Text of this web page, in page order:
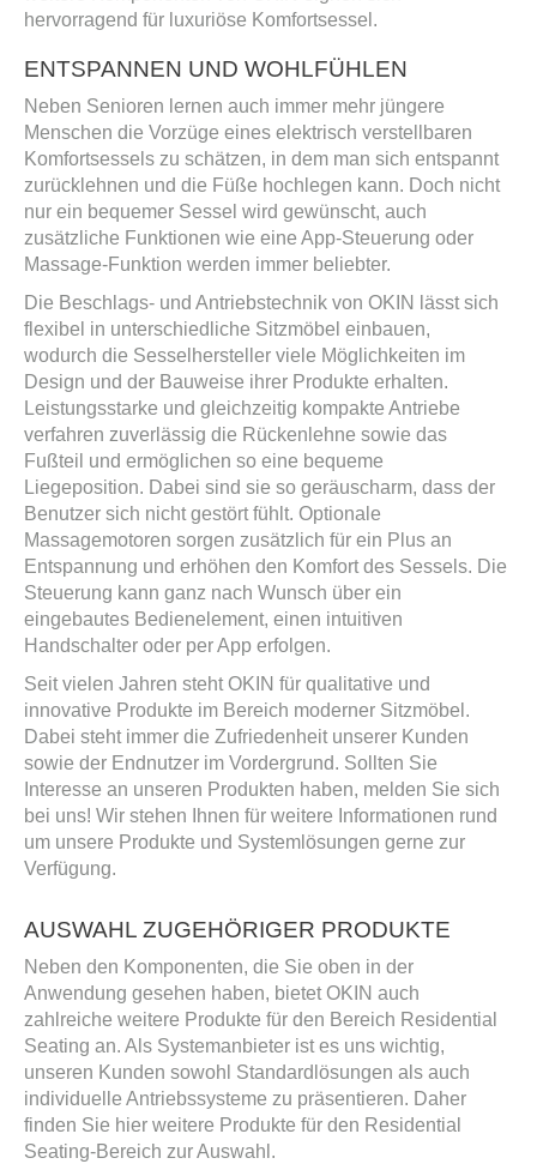
hervorragend für luxuriöse Komfortsessel.
ENTSPANNEN UND WOHLFÜHLEN
Neben Senioren lernen auch immer mehr jüngere
Menschen die Vorzüge eines elektrisch verstellbaren
Komfortsessels zu schätzen, in dem man sich entspannt
zurücklehnen und die Füße hochlegen kann. Doch nicht
nur ein bequemer Sessel wird gewünscht, auch
zusätzliche Funktionen wie eine App-Steuerung oder
Massage-Funktion werden immer beliebter.
Die Beschlags- und Antriebstechnik von OKIN lässt sich
flexibel in unterschiedliche Sitzmöbel einbauen,
wodurch die Sesselhersteller viele Möglichkeiten im
Design und der Bauweise ihrer Produkte erhalten.
Leistungsstarke und gleichzeitig kompakte Antriebe
verfahren zuverlässig die Rückenlehne sowie das
Fußteil und ermöglichen so eine bequeme
Liegeposition. Dabei sind sie so geräuscharm, dass der
Benutzer sich nicht gestört fühlt. Optionale
Massagemotoren sorgen zusätzlich für ein Plus an
Entspannung und erhöhen den Komfort des Sessels. Die
Steuerung kann ganz nach Wunsch über ein
eingebautes Bedienelement, einen intuitiven
Handschalter oder per App erfolgen.
Seit vielen Jahren steht OKIN für qualitative und
innovative Produkte im Bereich moderner Sitzmöbel.
Dabei steht immer die Zufriedenheit unserer Kunden
sowie der Endnutzer im Vordergrund. Sollten Sie
Interesse an unseren Produkten haben, melden Sie sich
bei uns! Wir stehen Ihnen für weitere Informationen rund
um unsere Produkte und Systemlösungen gerne zur
Verfügung.
AUSWAHL ZUGEHÖRIGER PRODUKTE
Neben den Komponenten, die Sie oben in der
Anwendung gesehen haben, bietet OKIN auch
zahlreiche weitere Produkte für den Bereich Residential
Seating an. Als Systemanbieter ist es uns wichtig,
unseren Kunden sowohl Standardlösungen als auch
individuelle Antriebssysteme zu präsentieren. Daher
finden Sie hier weitere Produkte für den Residential
Seating-Bereich zur Auswahl.